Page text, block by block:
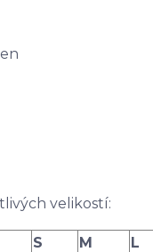
velikostí:
S M L